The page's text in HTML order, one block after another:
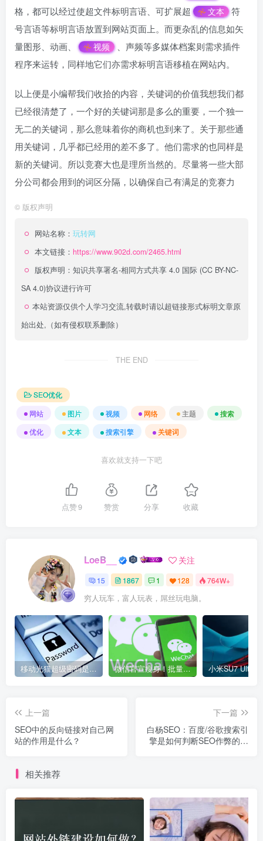
格，都可以经过使超文件标明言语、可扩展超
文本
符
号言语等标明言语放置到网站页面上。而更杂乱的信息如矢
量图形、动画、
视频
、声频等多媒体档案则需求插件
程序来运转，同样地它们亦需求标明言语移植在网站内。
以上便是小编帮我们收拾的内容，关键词的价值我想我们都
已经很清楚了，一个好的关键词那是多么的重要，一个独一
无二的关键词，那么意味着你的商机也到来了。关于那些通
用关键词，几乎都已经用的差不多了。他们需求的也同样是
新的关键词。所以竞赛大也是理所当然的。尽量将一些大部
分公司都会用到的词区分隔，以确保自己有满足的竞赛力
© 版权声明
网站名称： 玩转网
本文链接： https://www.902d.com/2465.html
版权声明： 知识共享署名-相同方式共享 4.0 国际 (CC BY-NC-
SA 4.0)协议进行许可
本站资源仅供个人学习交流,转载时请以超链接形式标明文章原
始出处,（如有侵权联系删除）
THE END
SEO优化
网站
图片 视频 网络 主题
搜索
优化
文本 搜索引擎 关键词
喜欢就支持一下吧
点赞9 赞赏 分享 收藏
LoeB__ 关注
15 1867 1 128 764W+
穷人玩车，富人玩表，屌丝玩电脑。
移动光猫超级密码是多少？移动光猫超级管理员后台账号与密码 微信官宣瘦身！批量清理原图新功能来了 安卓、iOS均可使用
上一篇
SEO中的反向链接对自己网
站的作用是什么？
下一篇
白杨SEO：百度/谷歌搜索引
擎是如何判断SEO作弊的？
相关推荐